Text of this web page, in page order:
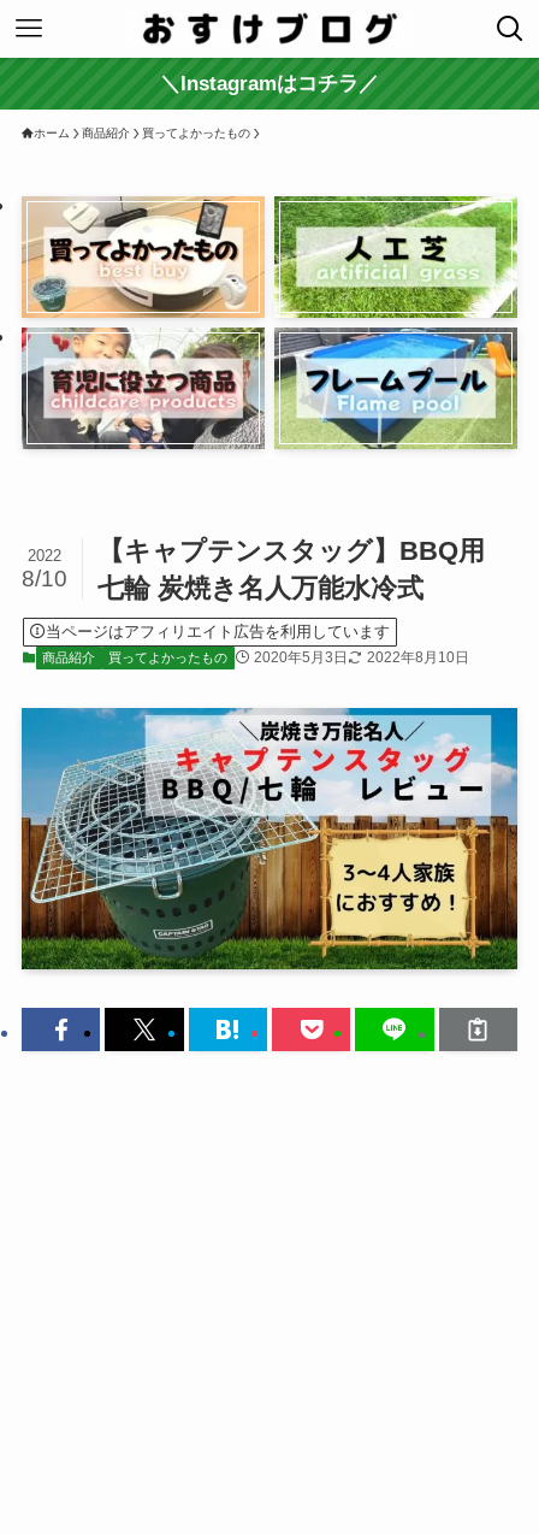
＼Instagramはコチラ／
ホーム 商品紹介 買ってよかったもの
【キャプテンスタッグ】BBQ用
七輪 炭焼き名人万能水冷式
2022
8/10
当ページはアフィリエイト広告を利用しています
商品紹介 買ってよかったもの 2020年5月3日 2022年8月10日